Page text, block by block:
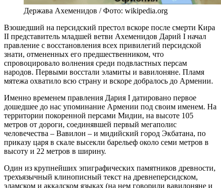
Держава Ахеменидов / Фото: wikipedia.org
Взошедший на персидский престол вскоре после смерти Кира
II представитель младшей ветви Ахеменидов Дарий I начал
правление с восстановления всех привилегий персидской
знати, отмененных его предшественником, что
спровоцировало волнения среди подвластных персам
народов. Первыми восстали эламиты и вавилоняне. Пламя
мятежа охватило всю страну и вскоре добралось до Армении.
Именно временем правления Дария I датировано первое
дошедшее до нас упоминание Армении под своим именем. На
территории покоренной персами Мидии, на высоте 105
метров от дороги, соединявшей первый мегаполис
человечества – Вавилон – и мидийский город Экбатана, по
приказу царя в скале высекли барельеф около семи метров в
высоту и 22 метров в ширину.
Один из крупнейших эпиграфических памятников древности,
трехъязычный клинописный текст на древнеперсидском,
эламском и аккадском языках (на нем говорили вавилоняне и